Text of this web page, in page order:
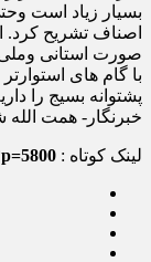
بسیار زیاد است
اصناف تشریح کرد.
صورت استانی
با گام های
پشتوانه بسیج را
خبرنگار- همت
لینک کوتاه :